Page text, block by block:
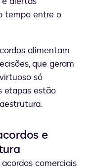
tempo entre o
alimentam
que geram
só
etapas estão
e
comerciais